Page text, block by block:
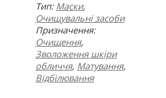
Тип: Маски,
Очищувальні засоби
Призначення:
Очищення,
Зволоження шкіри
обличчя, Матування,
Відбілювання